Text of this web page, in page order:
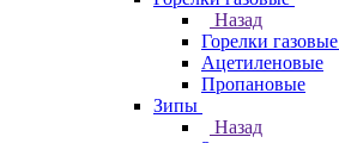
Назад
Горелки газовые
Ацетиленовые
Пропановые
Зипы
Назад